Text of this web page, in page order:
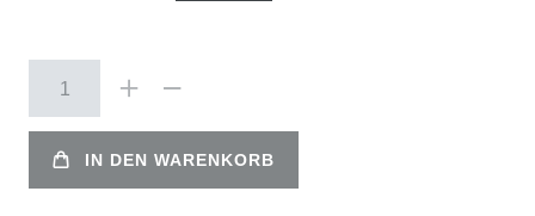
IN DEN WARENKORB